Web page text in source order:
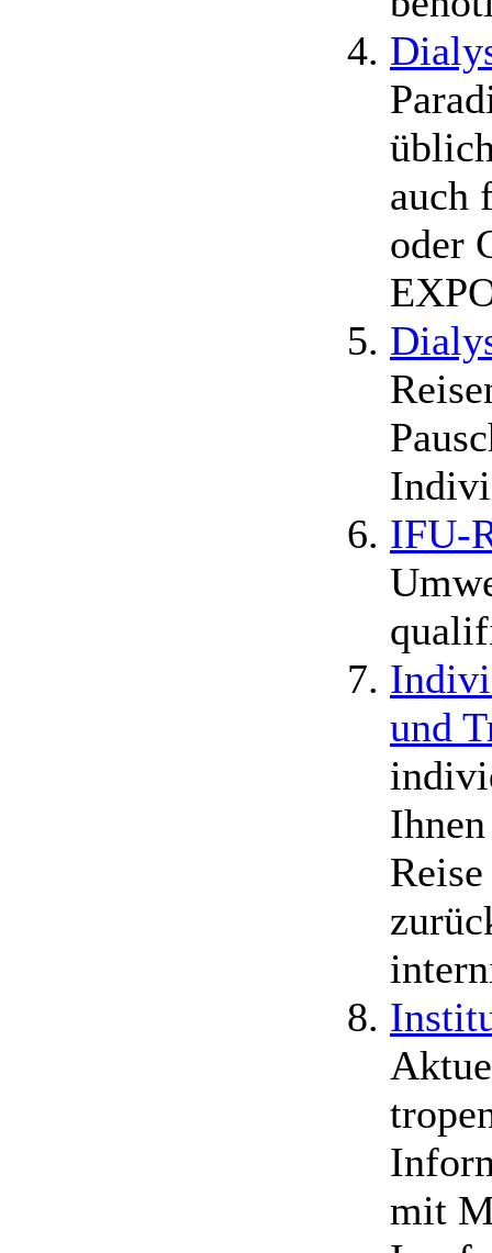
auch
oder
IFU-
und
mit